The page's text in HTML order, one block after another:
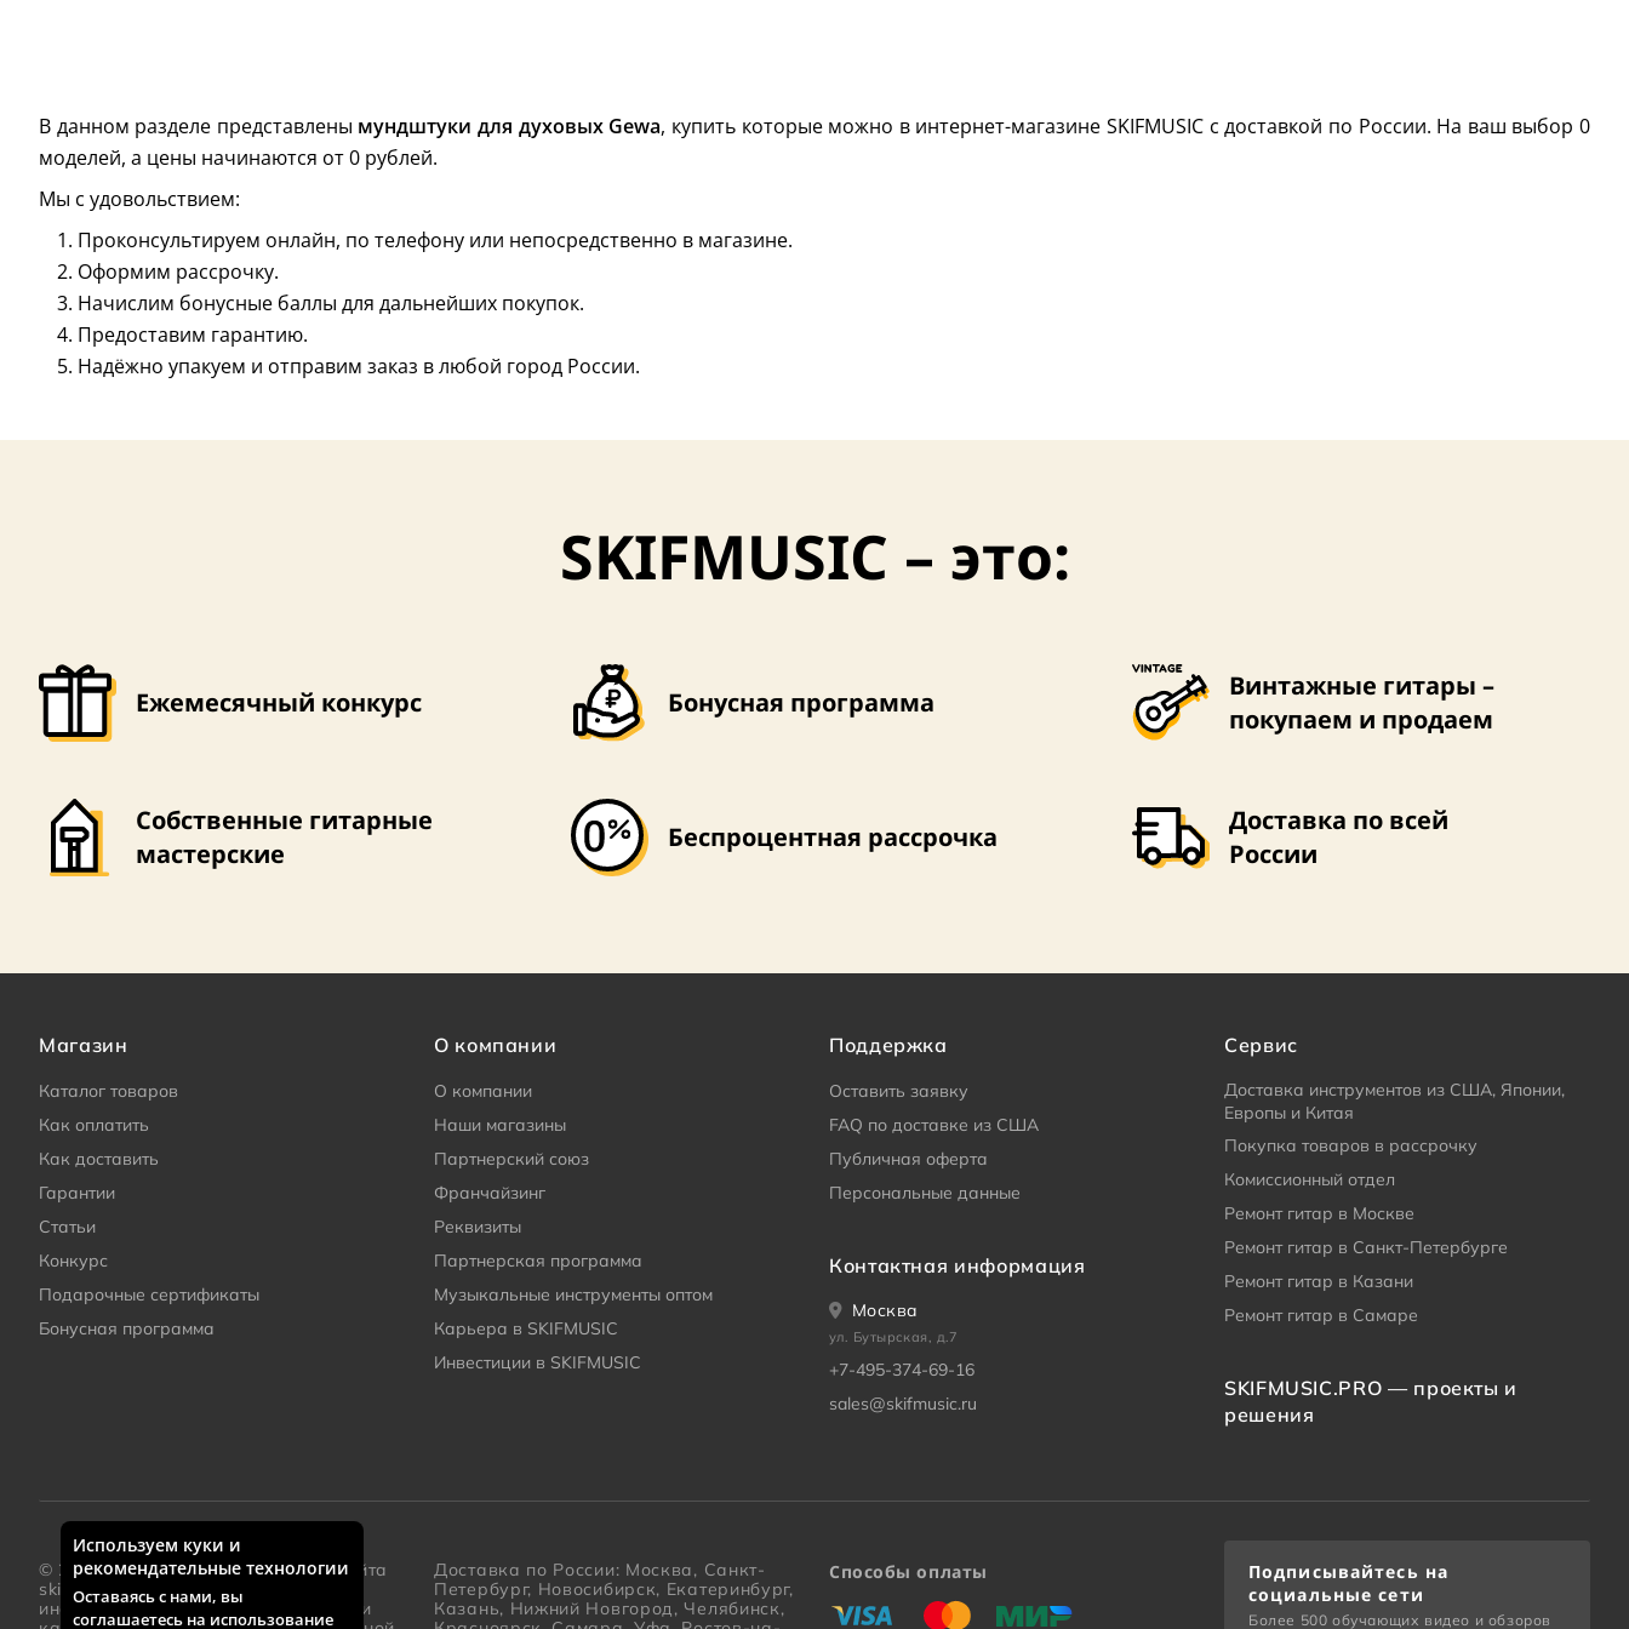
В данном разделе представлены мундштуки для духовых Gewa, купить которые можно в интернет-магазине SKIFMUSIC с доставкой по России. На ваш выбор 0
моделей, а цены начинаются от 0 рублей.
Мы с удовольствием:
Проконсультируем онлайн, по телефону или непосредственно в магазине.
Оформим рассрочку.
Начислим бонусные баллы для дальнейших покупок.
Предоставим гарантию.
Надёжно упакуем и отправим заказ в любой город России.
SKIFMUSIC – это:
Ежемесячный конкурс Бонусная программа
Винтажные гитары –
покупаем и продаем
Собственные гитарные
мастерские
Беспроцентная рассрочка
Доставка по всей
России
Магазин
Каталог товаров
Как оплатить
Как доставить
Гарантии
Статьи
Конкурс
Подарочные сертификаты
Бонусная программа
О компании
О компании
Наши магазины
Партнерский союз
Франчайзинг
Реквизиты
Партнерская программа
Музыкальные инструменты оптом
Карьера в SKIFMUSIC
Инвестиции в SKIFMUSIC
Поддержка
Оставить заявку
FAQ по доставке из США
Публичная оферта
Персональные данные
Контактная информация
Москва
ул. Бутырская, д.7
+7-495-374-69-16
sales@skifmusic.ru
Сервис
Доставка инструментов из США, Японии,
Европы и Китая
Покупка товаров в рассрочку
Комиссионный отдел
Ремонт гитар в Москве
Ремонт гитар в Санкт-Петербурге
Ремонт гитар в Казани
Ремонт гитар в Самаре
SKIFMUSIC.PRO — проекты и
решения
Дополнительная информация о компании
© 2005 – 2026 Каталог интернет-сайта
skifmusic.ruносит исключительно
информационный характер и ни при
Доставка по России: Москва, Санкт-
Петербург, Новосибирск, Екатеринбург,
Казань, Нижний Новгород, Челябинск,
Способы оплаты
«Виза» «Мастеркард»
«Мир»
Подписывайтесь на
социальные сети
Более 500 обучающих видео и обзоров
Используем куки и
рекомендательные технологии
Оставаясь с нами, вы
соглашаетесь на использование